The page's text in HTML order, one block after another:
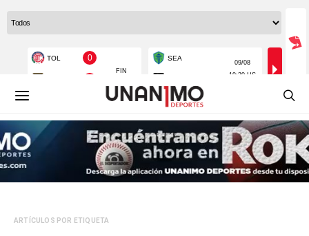
ARTÍCULOS POR ETIQUETA